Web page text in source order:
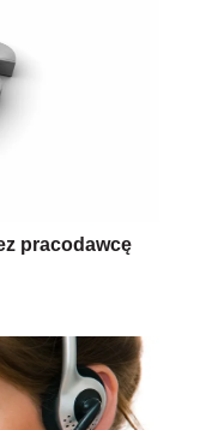
pracodawcę